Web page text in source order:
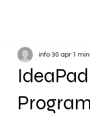
info 30 apr 1